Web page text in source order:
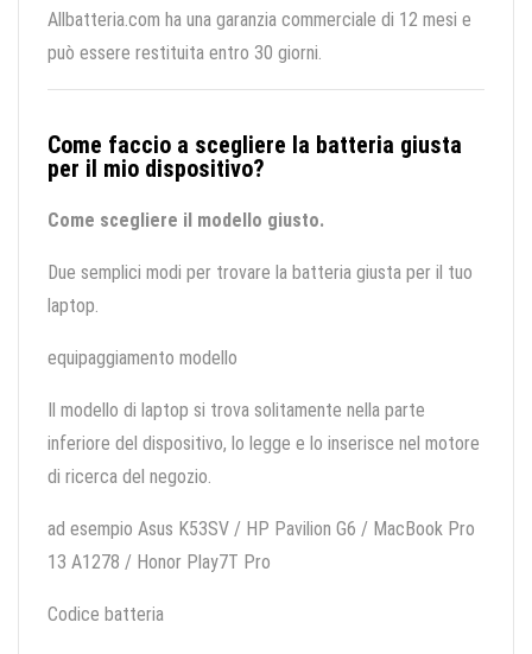
Allbatteria.com ha una garanzia commerciale di 12 mesi e
può essere restituita entro 30 giorni.
Come faccio a scegliere la batteria giusta
per il mio dispositivo?
Come scegliere il modello giusto.
Due semplici modi per trovare la batteria giusta per il tuo
laptop.
equipaggiamento modello
Il modello di laptop si trova solitamente nella parte
inferiore del dispositivo, lo legge e lo inserisce nel motore
di ricerca del negozio.
ad esempio Asus K53SV / HP Pavilion G6 / MacBook Pro
13 A1278 / Honor Play7T Pro
Codice batteria